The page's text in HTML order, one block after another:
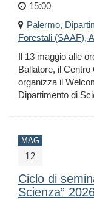
15:00
Palermo,
Forestali (SAAF),
Il 13 maggio alle
Ballatore, il
organizza il
Dipartimento di
MAG
12
Ciclo di
Scienza”